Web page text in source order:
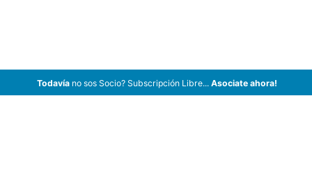
Todavíano sos Socio? Subscripción Libre... Asociate ahora!